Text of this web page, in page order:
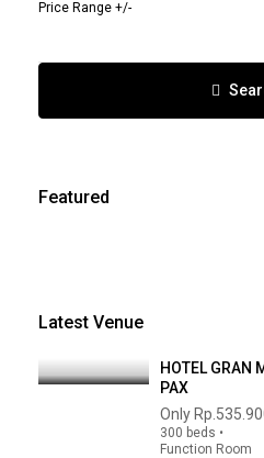
Price Range +/-
Featured
Latest Venue
HOTEL GRAN
PAX
Only
300 beds •
Function Room